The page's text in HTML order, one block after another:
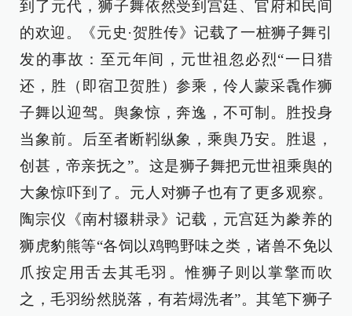
到了元代，狮子舞依然受到宫廷、官府和民间
的欢迎。《元史·贺胜传》记载了一桩狮子舞引
发的事故：至元年间，元世祖忽必烈“一日猎
还，胜（即宿卫贺胜）参乘，伶人蒙采毳作狮
子舞以迎驾。舆象惊，奔逸，不可制。胜投身
当象前。后至者断靷纵象，乘舆乃安。胜退，
创甚，帝亲抚之”。这是狮子舞把元世祖乘舆的
大象惊吓到了。元人对狮子也有了更多观察。
陶宗仪《南村辍耕录》记载，元宫廷为豢养的
狮虎豹熊等“各饲以鸡鸭野味之类，诸兽不免以
爪按定用舌去其毛羽。惟狮子则以掌擎而吹
之，毛羽纷然脱落，有若燖洗者”。其笔下狮子